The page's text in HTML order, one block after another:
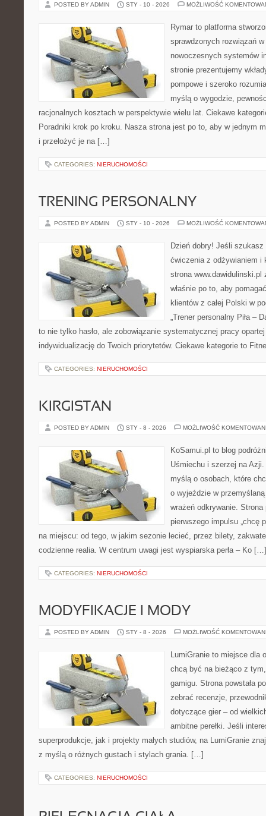
POSTED BY ADMIN STY - 10 - 2026 MOŻLIWOŚĆ
Rymar to platforma
sprawdzonych rozwiązań
nowoczesnych systemów
stronie prezentujemy
pompowe i szeroko
myślą o wygodzie,
racjonalnych kosztach w perspektywie wielu lat. Ciekawe
Poradniki krok po kroku. Nasza strona jest po to, aby w jednym
i przełożyć je na […]
CATEGORIES: NIERUCHOMOŚCI
TRENING PERSONALNY
POSTED BY ADMIN STY - 10 - 2026 MOŻLIWOŚĆ
Dzień dobry! Jeśli
ćwiczenia z odżywianiem i
strona www.dawidulinski.pl
właśnie po to, aby
klientów z całej Polski w
„Trener personalny Piła –
to nie tylko hasło, ale zobowiązanie systematycznej pracy
indywidualizację do Twoich priorytetów. Ciekawe kategorie to
CATEGORIES: NIERUCHOMOŚCI
KIRGISTAN
POSTED BY ADMIN STY - 8 - 2026 MOŻLIWOŚĆ
KoSamui.pl to blog
Uśmiechu i szerzej na
myślą o osobach, które
o wyjeździe w
wrażeń odkrywanie.
pierwszego impulsu „chcę
na miejscu: od tego, w jakim sezonie lecieć, przez bilety,
codzienne realia. W centrum uwagi jest wyspiarska perła – Ko […]
CATEGORIES: NIERUCHOMOŚCI
MODYFIKACJE I MODY
POSTED BY ADMIN STY - 8 - 2026 MOŻLIWOŚĆ
LumiGranie to miejsce dla
chcą być na bieżąco z
gamigu. Strona powstała
zebrać recenzje,
dotyczące gier – od
ambitne perełki. Jeśli
superprodukcje, jak i projekty małych studiów, na LumiGranie
z myślą o różnych gustach i stylach grania. […]
CATEGORIES: NIERUCHOMOŚCI